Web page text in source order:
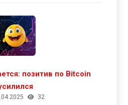
позитив по Bitcoin
32